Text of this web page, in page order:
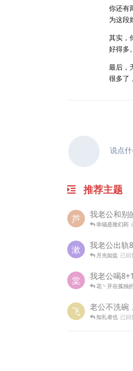
你还有
为这段
其实，
好得多
最后，
很多了
说点
推荐主题
芦 我老公和别
幸福是致幻药
漱 我老公出轨
月光如盐 已回
棠 我老公喝
花丶开在孤独
飞 老公不洗碗
知礼者也 已回